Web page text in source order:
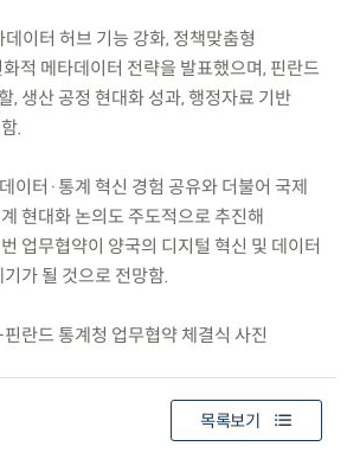
이터 허브 기능 강화, 정책맞춤형
적 메타데이터 전략을 발표했으며, 핀란드
, 생산 공정 현대화 성과, 행정자료 기반
.
이터·통계 혁신 경험 공유와 더불어 국제
현대화 논의도 주도적으로 추진해
업무협약이 양국의 디지털 혁신 및 데이터
가 될 것으로 전망함.
란드 통계청 업무협약 체결식 사진
목록보기